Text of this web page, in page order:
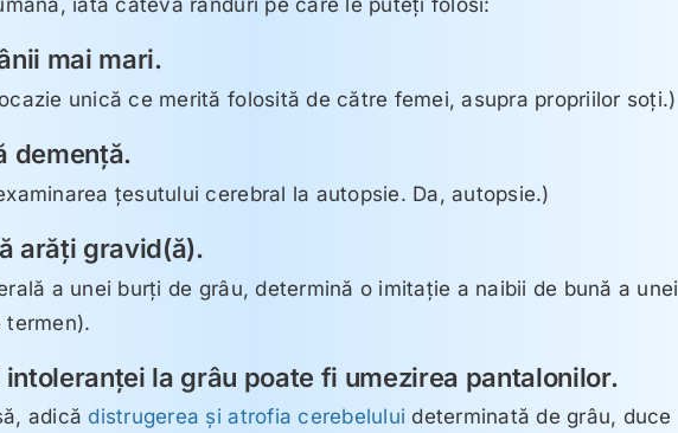
iată câteva rânduri pe care le puteţi folosi:
mai mari.
unică ce merită folosită de către femei, asupra propriilor soţi.)
demenţă.
ţesutului cerebral la autopsie. Da, autopsie.)
arăţi gravid(ă).
a unei burţi de grâu, determină o imitaţie a naibii de bună a unei
termen).
intoleranţei la grâu poate fi umezirea pantalonilor.
adică distrugerea şi atrofia cerebelului determinată de grâu, duce